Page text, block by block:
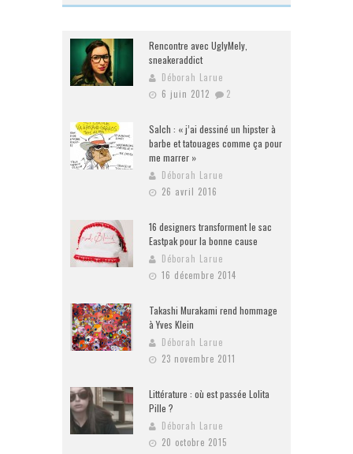
Rencontre avec UglyMely,
sneakeraddict
Déborah Larue
6 juin 2012
2
Salch : « j’ai dessiné un hipster à
barbe et tatouages comme ça pour
me marrer »
Déborah Larue
26 avril 2016
16 designers transforment le sac
Eastpak pour la bonne cause
Déborah Larue
16 décembre 2014
Takashi Murakami rend hommage
à Yves Klein
Déborah Larue
23 novembre 2011
Littérature : où est passée Lolita
Pille ?
Déborah Larue
20 octobre 2015